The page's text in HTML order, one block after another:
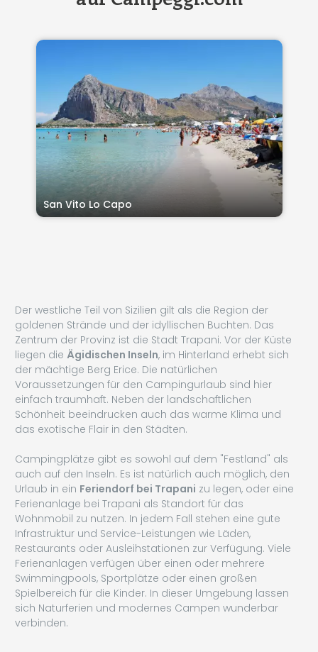
San Vito Lo Capo
Der westliche Teil von Sizilien gilt als die Region der
goldenen Strände und der idyllischen Buchten. Das
Zentrum der Provinz ist die Stadt Trapani. Vor der Küste
liegen die Ägidischen Inseln, im Hinterland erhebt sich
der mächtige Berg Erice. Die natürlichen
Voraussetzungen für den Campingurlaub sind hier
einfach traumhaft. Neben der landschaftlichen
Schönheit beeindrucken auch das warme Klima und
das exotische Flair in den Städten.
Campingplätze gibt es sowohl auf dem "Festland" als
auch auf den Inseln. Es ist natürlich auch möglich, den
Urlaub in ein Feriendorf bei Trapani zu legen, oder eine
Ferienanlage bei Trapani als Standort für das
Wohnmobil zu nutzen. In jedem Fall stehen eine gute
Infrastruktur und Service-Leistungen wie Läden,
Restaurants oder Ausleihstationen zur Verfügung. Viele
Ferienanlagen verfügen über einen oder mehrere
Swimmingpools, Sportplätze oder einen großen
Spielbereich für die Kinder. In dieser Umgebung lassen
sich Naturferien und modernes Campen wunderbar
verbinden.